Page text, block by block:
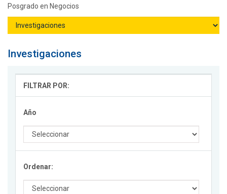
Posgrado en Negocios
Investigaciones
FILTRAR POR:
Año
Ordenar: